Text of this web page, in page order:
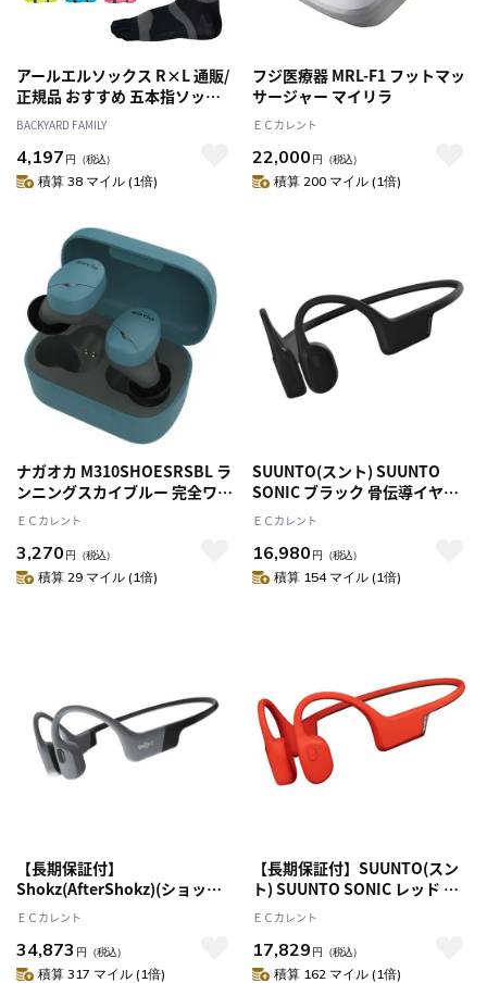
アールエルソックス R×L 通販/
正規品 おすすめ 五本指ソック
ス 定番 五本指 ランニングソッ
クス 5本指ソックス SOCKS
BACKYARD FAMILY
4,197 円 （税込）
積算 38 マイル (1倍)
フジ医療器 MRL-F1 フットマッ
サージャー マイリラ
ＥＣカレント
22,000 円 （税込）
積算 200 マイル (1倍)
ナガオカ M310SHOESRSBL ラ
ンニングスカイブルー 完全ワイ
ヤレスイヤホン
ＥＣカレント
3,270 円 （税込）
積算 29 マイル (1倍)
SUUNTO(スント) SUUNTO
SONIC ブラック 骨伝導イヤホ
ン IP55防水 SS050946000
ＥＣカレント
16,980 円 （税込）
積算 154 マイル (1倍)
【長期保証付】
Shokz(AfterShokz)(ショック
ス(アフターショックス))
OPENSWIM PRO グレー 骨伝導
イヤホン Bluetooth 5.4 防水･
MP3 SKZ-EP-000028
ＥＣカレント
34,873 円 （税込）
積算 317 マイル (1倍)
【長期保証付】SUUNTO(スン
ト) SUUNTO SONIC レッド 骨
伝導イヤホン IP55防水
SS050948000
ＥＣカレント
17,829 円 （税込）
積算 162 マイル (1倍)